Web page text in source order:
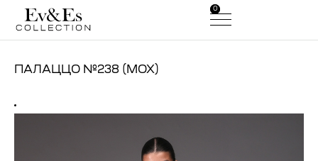
0
0
ПАЛАЦЦО №238 (МОХ)